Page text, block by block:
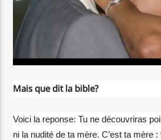
Mais que dit la bible?
Voici la reponse: Tu ne découvriras
ni la nudité de ta mère. C’est ta mère